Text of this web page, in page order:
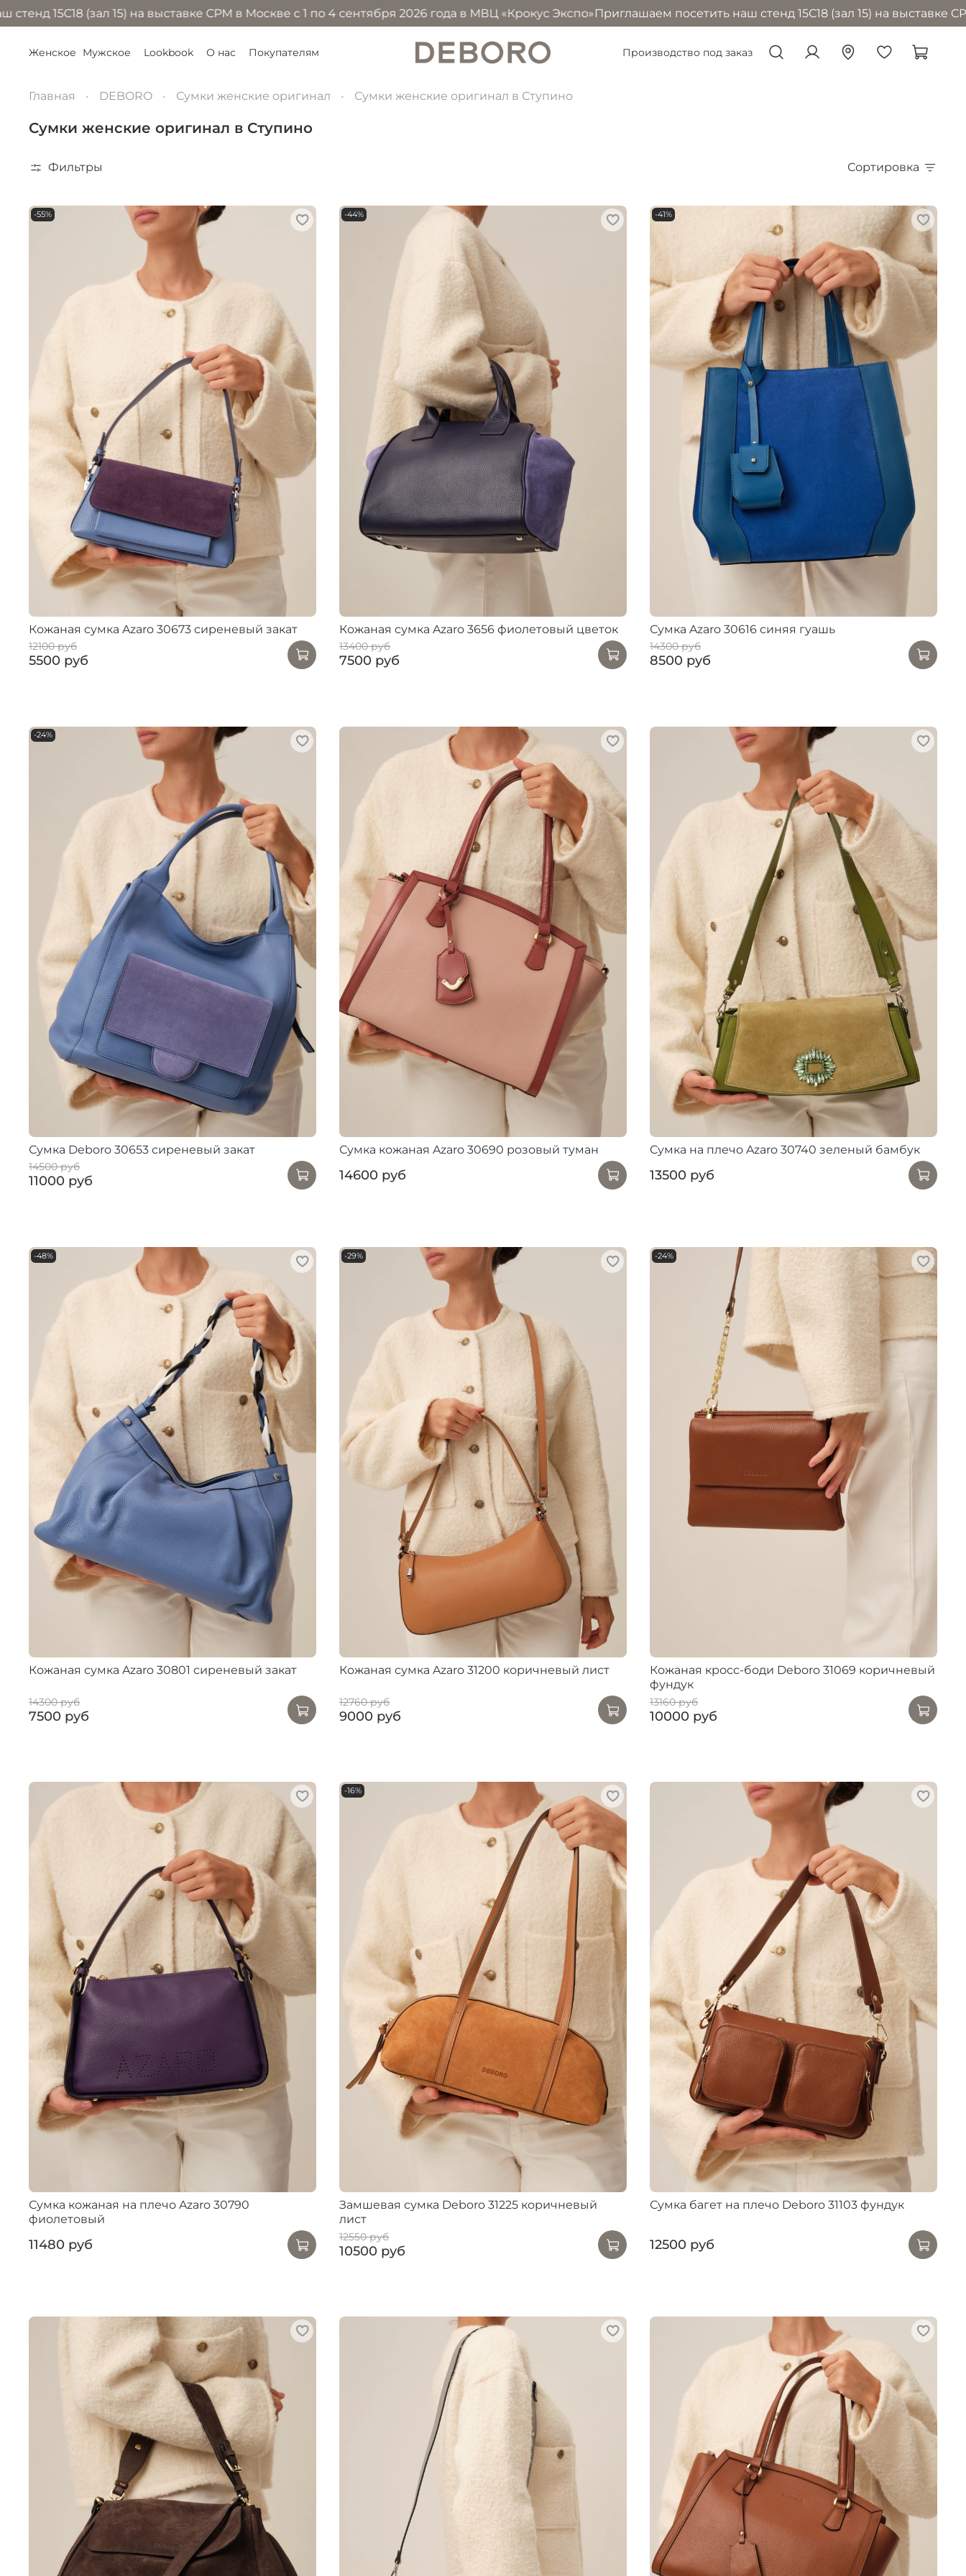
15) на выставке CPM в Москве с 1 по 4 сентября 2026 года в МВЦ «Крокус Экспо»Приглашаем посетить наш стенд 15С18 (зал 15) на выставке CPM в
Производство под заказ
Женское Мужское Lookbook О нас Покупателям
Главная DEBORO Сумки женские оригинал Сумки женские оригинал в Ступино
Сумки женские оригинал в Ступино
Фильтры Сортировка
-55%
Кожаная сумка Azaro 30673 сиреневый закат
12100 руб
5500 руб
-44%
Кожаная сумка Azaro 3656 фиолетовый цветок
13400 руб
7500 руб
-41%
Сумка Azaro 30616 синяя гуашь
14300 руб
8500 руб
-24%
Сумка Deboro 30653 сиреневый закат
14500 руб
11000 руб
Сумка кожаная Azaro 30690 розовый туман
14600 руб
Сумка на плечо Azaro 30740 зеленый бамбук
13500 руб
-48%
Кожаная сумка Azaro 30801 сиреневый закат
14300 руб
7500 руб
-29%
Кожаная сумка Azaro 31200 коричневый лист
12760 руб
9000 руб
-24%
Кожаная кросс-боди Deboro 31069 коричневый
фундук
13160 руб
10000 руб
Сумка кожаная на плечо Azaro 30790
фиолетовый
11480 руб
-16%
Замшевая сумка Deboro 31225 коричневый
лист
12550 руб
10500 руб
Сумка багет на плечо Deboro 31103 фундук
12500 руб